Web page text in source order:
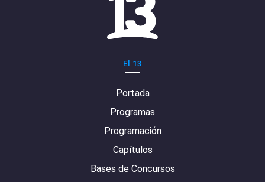
El 13
Portada
Programas
Programación
Capítulos
Bases de Concursos